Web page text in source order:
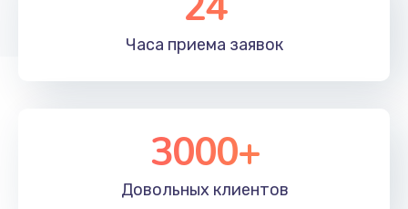
Часа приема заявок
3000+
Довольных клиентов